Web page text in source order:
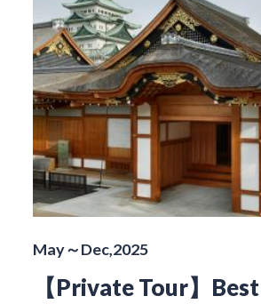
May～Dec,2025
【Private Tour】